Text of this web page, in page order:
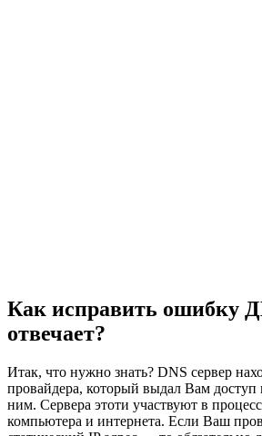
Как исправить ошибку
отвечает?
Итак, что нужно знать? DNS сервер
провайдера, который выдал Вам доступ
ним. Сервера этоти участвуют в
компьютера и интернета. Если Ваш